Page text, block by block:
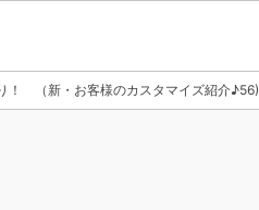
！ （新・お客様のカスタマイズ紹介♪56)